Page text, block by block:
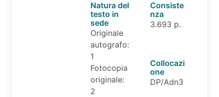
Natura del
testo in
sede
Originale
autografo:
1
Fotocopia
originale:
2
Consiste
nza
3.693 p.
Collocazi
one
DP/Adn3